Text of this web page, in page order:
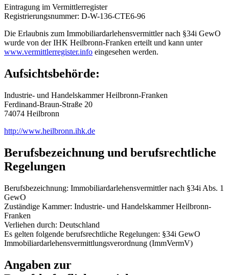
Eintragung im Vermittlerregister
Registrierungsnummer: D-W-136-CTE6-96
Die Erlaubnis zum Immobiliardarlehensvermittler nach §34i GewO
wurde von der IHK Heilbronn-Franken erteilt und kann unter
www.vermittlerregister.info eingesehen werden.
Aufsichtsbehörde:
Industrie- und Handelskammer Heilbronn-Franken
Ferdinand-Braun-Straße 20
74074 Heilbronn
http://www.heilbronn.ihk.de
Berufsbezeichnung und berufsrechtliche
Regelungen
Berufsbezeichnung: Immobiliardarlehensvermittler nach §34i Abs. 1
GewO
Zuständige Kammer: Industrie- und Handelskammer Heilbronn-
Franken
Verliehen durch: Deutschland
Es gelten folgende berufsrechtliche Regelungen: §34i GewO
Immobiliardarlehensvermittlungsverordnung (ImmVermV)
Angaben zur